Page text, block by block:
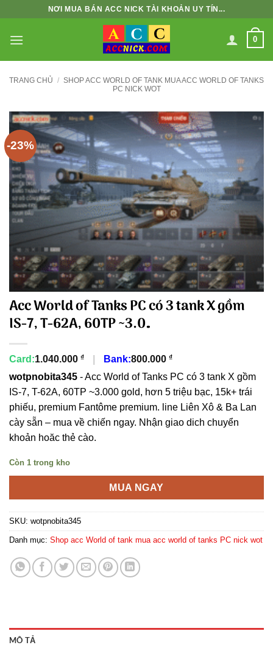
nội
NƠI MUA BÁN ACC NICK TÀI KHOẢN UY TÍN...
0
TRANG CHỦ / SHOP ACC WORLD OF TANK MUA ACC WORLD OF TANKS
PC NICK WOT
-23%
Acc World of Tanks PC có 3 tank X gồm
IS-7, T-62A, 60TP ~3.0…
Card:1.040.000 ₫ Bank:800.000 ₫
wotpnobita345 - Acc World of Tanks PC có 3 tank X gồm
IS-7, T-62A, 60TP ~3.000 gold, hơn 5 triệu bạc, 15k+ trái
phiếu, premium Fantôme premium. line Liên Xô & Ba Lan
cày sẵn – mua về chiến ngay. Nhận giao dich chuyển
khoản hoăc thẻ cào.
Còn 1 trong kho
MUA NGAY
SKU: wotpnobita345
Danh mục: Shop acc World of tank mua acc world of tanks PC nick wot
MÔ TẢ